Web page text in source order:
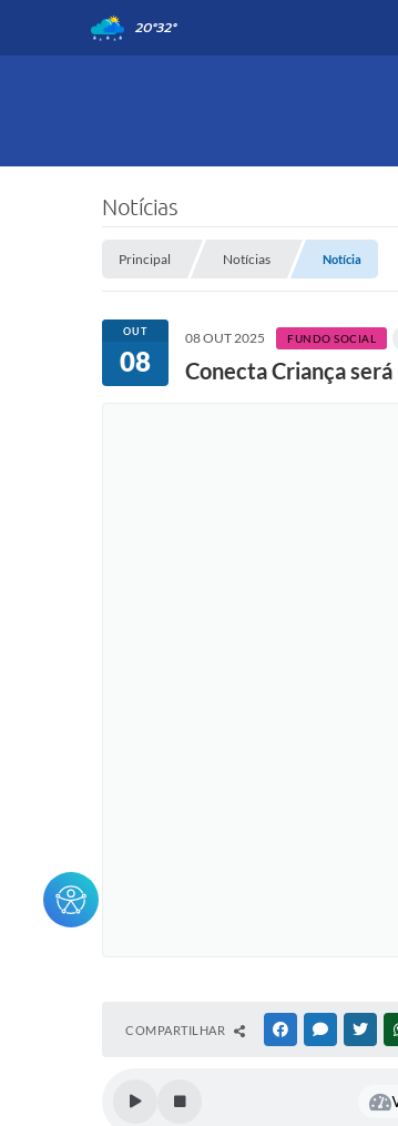
20°32°
Notícias
Principal Notícias Notícia
OUT
08
08 OUT 2025 FUNDO SOCIAL
Conecta Criança
COMPARTILHAR FACEBOOK